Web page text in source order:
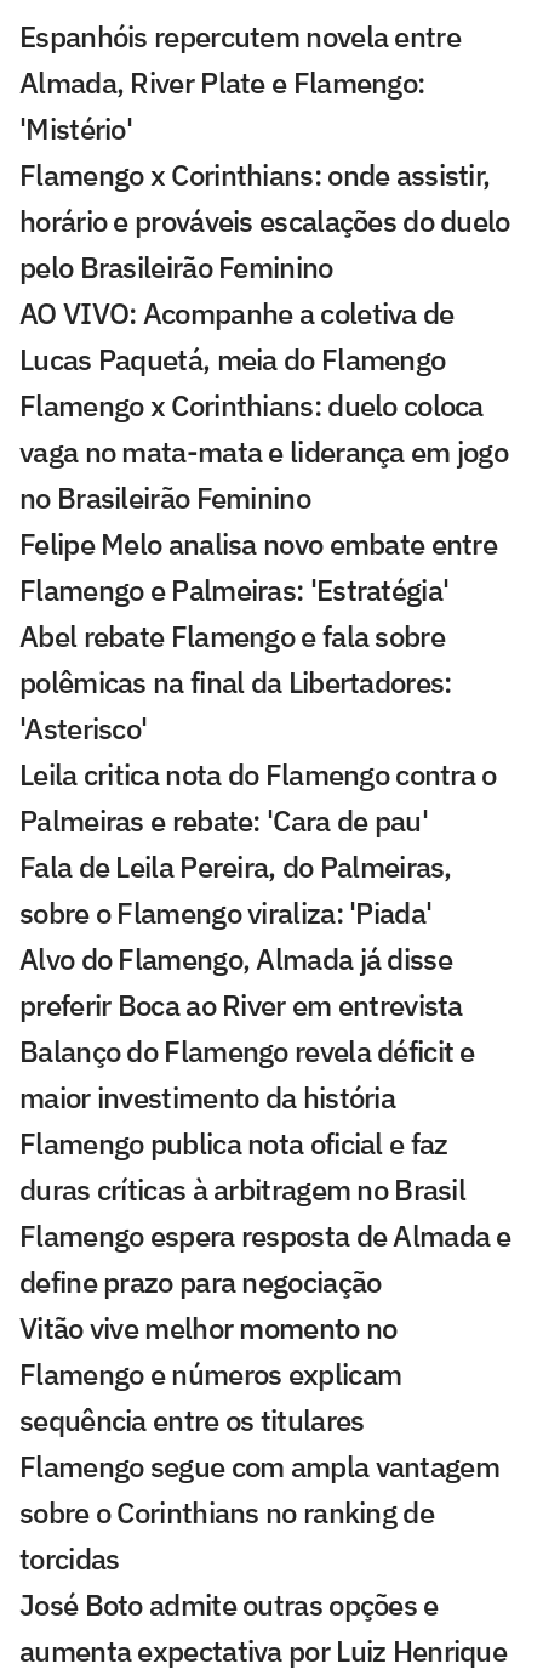
Espanhóis repercutem novela entre
Almada, River Plate e Flamengo:
'Mistério'
Flamengo x Corinthians: onde assistir,
horário e prováveis escalações do duelo
pelo Brasileirão Feminino
AO VIVO: Acompanhe a coletiva de
Lucas Paquetá, meia do Flamengo
Flamengo x Corinthians: duelo coloca
vaga no mata-mata e liderança em jogo
no Brasileirão Feminino
Felipe Melo analisa novo embate entre
Flamengo e Palmeiras: 'Estratégia'
Abel rebate Flamengo e fala sobre
polêmicas na final da Libertadores:
'Asterisco'
Leila critica nota do Flamengo contra o
Palmeiras e rebate: 'Cara de pau'
Fala de Leila Pereira, do Palmeiras,
sobre o Flamengo viraliza: 'Piada'
Alvo do Flamengo, Almada já disse
preferir Boca ao River em entrevista
Balanço do Flamengo revela déficit e
maior investimento da história
Flamengo publica nota oficial e faz
duras críticas à arbitragem no Brasil
Flamengo espera resposta de Almada e
define prazo para negociação
Vitão vive melhor momento no
Flamengo e números explicam
sequência entre os titulares
Flamengo segue com ampla vantagem
sobre o Corinthians no ranking de
torcidas
José Boto admite outras opções e
aumenta expectativa por Luiz Henrique